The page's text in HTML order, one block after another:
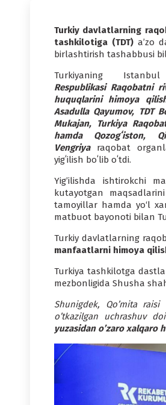
Turkiy davlatlarning
tashkilotiga (TDT)a’zo
birlashtirish tashabbusi
Turkiyaning
Respublikasi Raqobatni
huquqlarini himoya
Asadulla Qayumov, TDT
Mukajan, Turkiya
hamda Qozogʻiston,
Vengriya
raqobat
yigʻilish boʻlib oʻtdi.
Yig’ilishda ishtirokchi
kutayotgan
tamoyillar hamda yo‘l
matbuot bayonoti bilan
Turkiy davlatlarning
manfaatlarni himoya
Turkiya tashkilotga
mezbonligida Shusha
Shunigdek, Qo’mita
o’tkazilgan uchrashuv
yuzasidan o’zaro xalqaro